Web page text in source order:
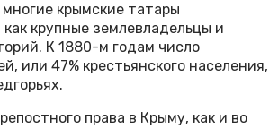
крымские татары
крупные землевладельцы и
К 1880-м годам число
или 47% крестьянского населения,
права в Крыму, как и во